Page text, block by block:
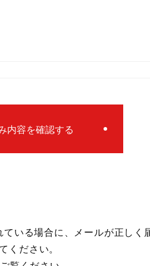
内容を確認する
いる場合に、メールが正しく
ださい。